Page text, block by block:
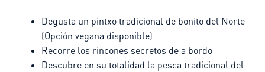
Degusta un pintxo tradicional de bonito del Norte
(Opción vegana disponible)
Recorre los rincones secretos de a bordo
Descubre en su totalidad la pesca tradicional del